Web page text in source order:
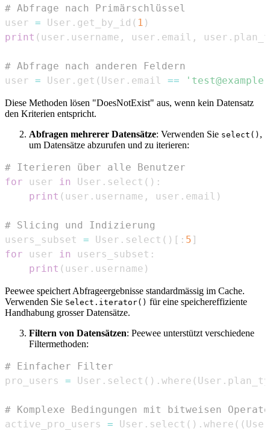
# Abfrage nach Primärschlüssel
user = User . get_by_id ( 1 )
print ( user . username , user . email , user .
# Abfrage nach anderen Feldern
user = User . get ( User . email ==
Diese Methoden lösen "DoesNotExist" aus, wenn kein Datensatz
den Kriterien entspricht.
Abfragen mehrerer Datensätze: Verwenden Sie select() ,
um Datensätze abzurufen und zu iterieren:
# Iterieren über alle Benutzer
for user in User . select ( ) :
print ( user . username , user . email )
# Slicing und Indizierung
users_subset = User . select ( ) [ : 5 ]
for user in users_subset :
print ( user . username )
Peewee speichert Abfrageergebnisse standardmässig im Cache.
Verwenden Sie Select.iterator() für eine speichereffiziente
Handhabung grosser Datensätze.
Filtern von Datensätzen: Peewee unterstützt verschiedene
Filtermethoden:
# Einfacher Filter
pro_users = User . select ( ) . where ( User .
# Komplexe Bedingungen mit bitweisen
active_pro_users = User . select ( ) . where ( ( User